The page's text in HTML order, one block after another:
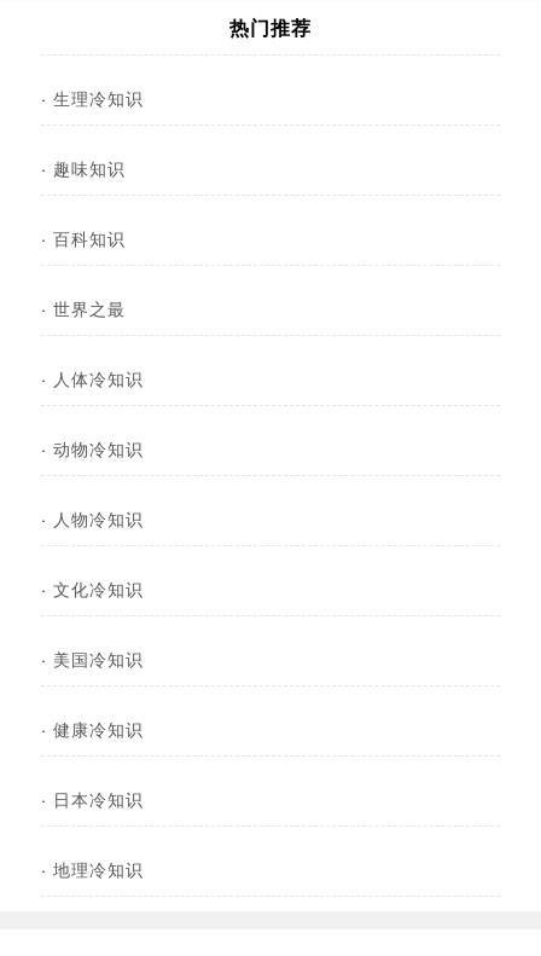
热门推荐
· 生理冷知识
· 趣味知识
· 百科知识
· 世界之最
· 人体冷知识
· 动物冷知识
· 人物冷知识
· 文化冷知识
· 美国冷知识
· 健康冷知识
· 日本冷知识
· 地理冷知识